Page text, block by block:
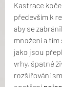
Kastrace
především k
aby se
množení a
jako jsou
vrhy, špatné
rozšiřování